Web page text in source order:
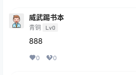
威武踢书本
青铜 Lv0
888
0 0